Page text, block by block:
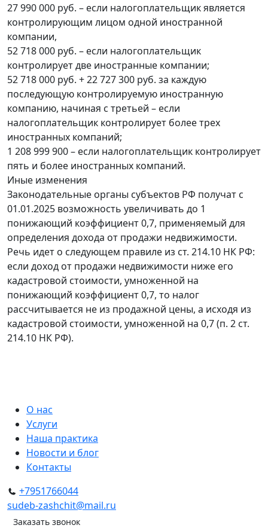
27 990 000 руб. – если налогоплательщик является
контролирующим лицом одной иностранной
компании,
52 718 000 руб. – если налогоплательщик
контролирует две иностранные компании;
52 718 000 руб. + 22 727 300 руб. за каждую
последующую контролируемую иностранную
компанию, начиная с третьей – если
налогоплательщик контролирует более трех
иностранных компаний;
1 208 999 900 – если налогоплательщик контролирует
пять и более иностранных компаний.
Иные изменения
Законодательные органы субъектов РФ получат с
01.01.2025 возможность увеличивать до 1
понижающий коэффициент 0,7, применяемый для
определения дохода от продажи недвижимости.
Речь идет о следующем правиле из ст. 214.10 НК РФ:
если доход от продажи недвижимости ниже его
кадастровой стоимости, умноженной на
понижающий коэффициент 0,7, то налог
рассчитывается не из продажной цены, а исходя из
кадастровой стоимости, умноженной на 0,7 (п. 2 ст.
214.10 НК РФ).
О нас
Услуги
Наша практика
Новости и блог
Контакты
+7951766044
sudeb-zashchit@mail.ru
Заказать звонок